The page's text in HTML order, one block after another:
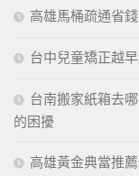
高雄馬桶疏通省
台中兒童矯正越
台南搬家紙箱去
的困擾
高雄黃金典當推